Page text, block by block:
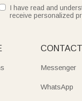
I have read and
receive personalized
Messenger
WhatsApp